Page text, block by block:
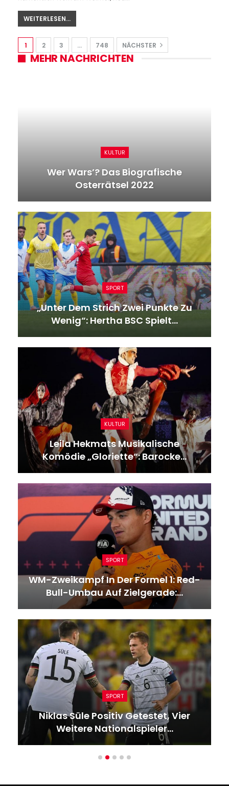
WEITERLESEN...
1 2 3 … 748 NÄCHSTER
MEHR NACHRICHTEN
SPORT
Europa League: 2:2 Gegen Lyon:
Verrückte Nachspielzeit In…
GESUNDHEIT
Tödliche Schießerei In Krefeld:
Radfahrer (42) Auf Straße…
GESUNDHEIT
Nachrichten Am 18. Juli 2025: Die
Schlagzeilen Von Heute
SPORT
Fußball-Bundesliga: Pilotprojekt
Zum Videobeweis: Eberl…
GESUNDHEIT
Wettergefahren Nächste Woche:
DWD – Frost, Dauerregen…